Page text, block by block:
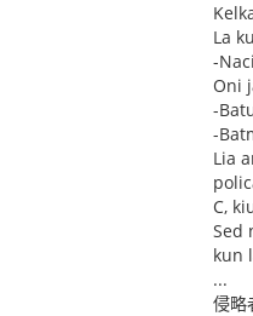
La
-
Oni
-
-
Lia
C,
Sed
kun
...
侵略